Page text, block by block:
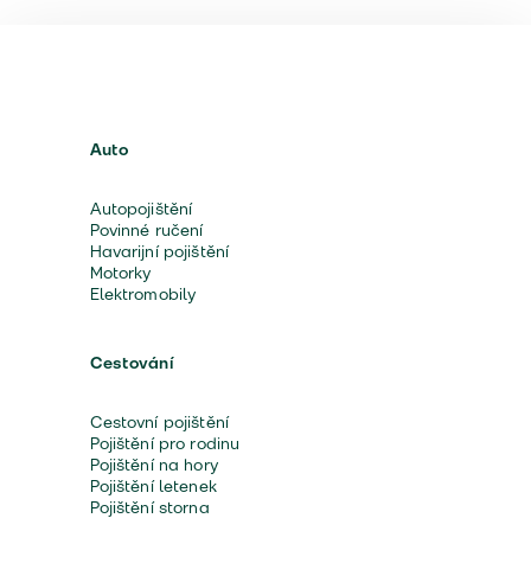
Auto
Autopojištění
Povinné ručení
Havarijní pojištění
Motorky
Elektromobily
Cestování
Cestovní pojištění
Pojištění pro rodinu
Pojištění na hory
Pojištění letenek
Pojištění storna